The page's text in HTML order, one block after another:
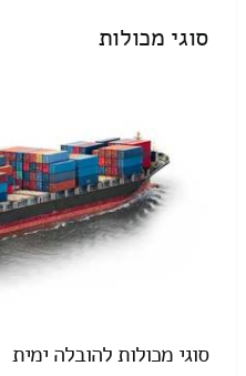
סוגי מכולות
סוגי מכולות להובלה ימית